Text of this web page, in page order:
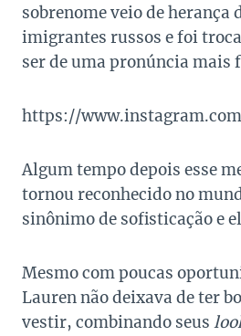
sobrenome veio de herança
imigrantes russos e foi
ser de uma pronúncia mais
https://
Algum tempo depois esse
tornou reconhecido no
sinônimo de sofisticação e
Mesmo com poucas
Lauren não deixava de ter
vestir, combinando seus